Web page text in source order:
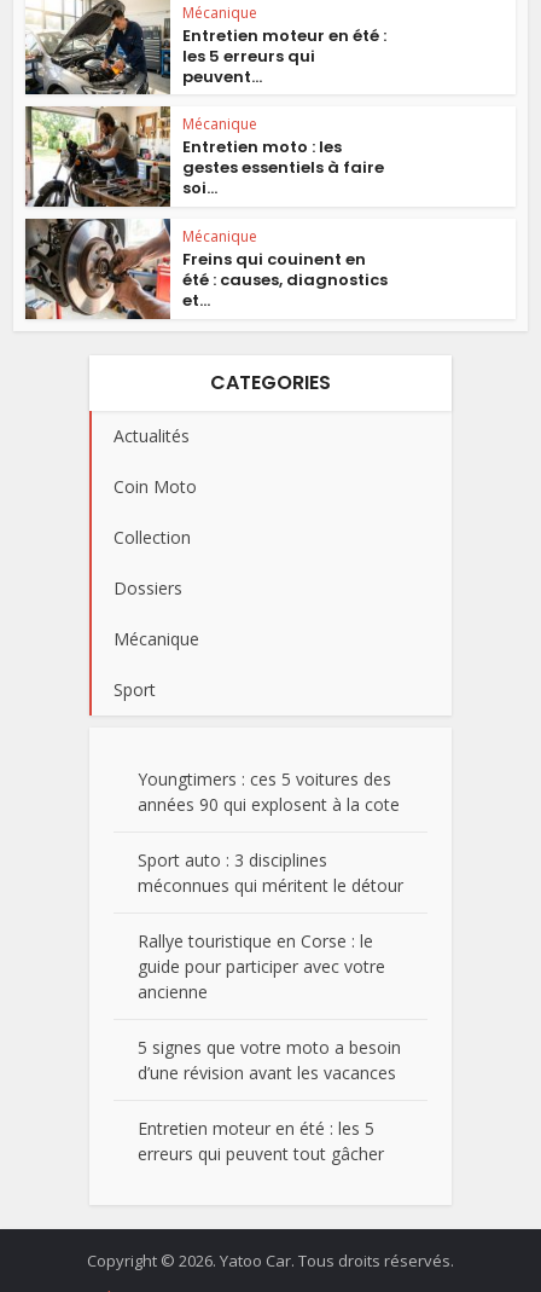
Mécanique
Entretien moteur en été :
les 5 erreurs qui
peuvent...
Mécanique
Entretien moto : les
gestes essentiels à faire
soi...
Mécanique
Freins qui couinent en
été : causes, diagnostics
et...
CATEGORIES
Actualités
Coin Moto
Collection
Dossiers
Mécanique
Sport
Youngtimers : ces 5 voitures des
années 90 qui explosent à la cote
Sport auto : 3 disciplines
méconnues qui méritent le détour
Rallye touristique en Corse : le
guide pour participer avec votre
ancienne
5 signes que votre moto a besoin
d’une révision avant les vacances
Entretien moteur en été : les 5
erreurs qui peuvent tout gâcher
Copyright © 2026. Yatoo Car. Tous droits réservés.